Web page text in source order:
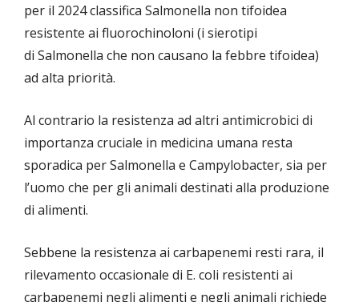
per il 2024 classifica Salmonella non tifoidea
resistente ai fluorochinoloni (i sierotipi
di Salmonella che non causano la febbre tifoidea)
ad alta priorità.
Al contrario la resistenza ad altri antimicrobici di
importanza cruciale in medicina umana resta
sporadica per Salmonella e Campylobacter, sia per
l’uomo che per gli animali destinati alla produzione
di alimenti.
Sebbene la resistenza ai carbapenemi resti rara, il
rilevamento occasionale di E. coli resistenti ai
carbapenemi negli alimenti e negli animali richiede